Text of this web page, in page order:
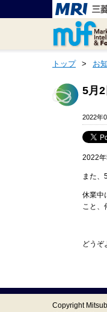
トップ > お
5月
2022年
2022
また、
休業中
こと、
どうぞ
Copyright